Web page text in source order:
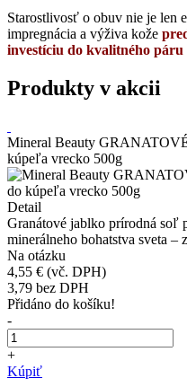
Starostlivosť o obuv nie je len
impregnácia a výživa kože
investíciu do kvalitného
Produkty v akcii
Mineral Beauty
kúpeľa vrecko 500g
Detail
Granátové jablko prírodná soľ
minerálneho bohatstva sveta
Na otázku
4,55 € (vč. DPH)
3,79 bez DPH
Přidáno do košíku!
-
+
Kúpiť